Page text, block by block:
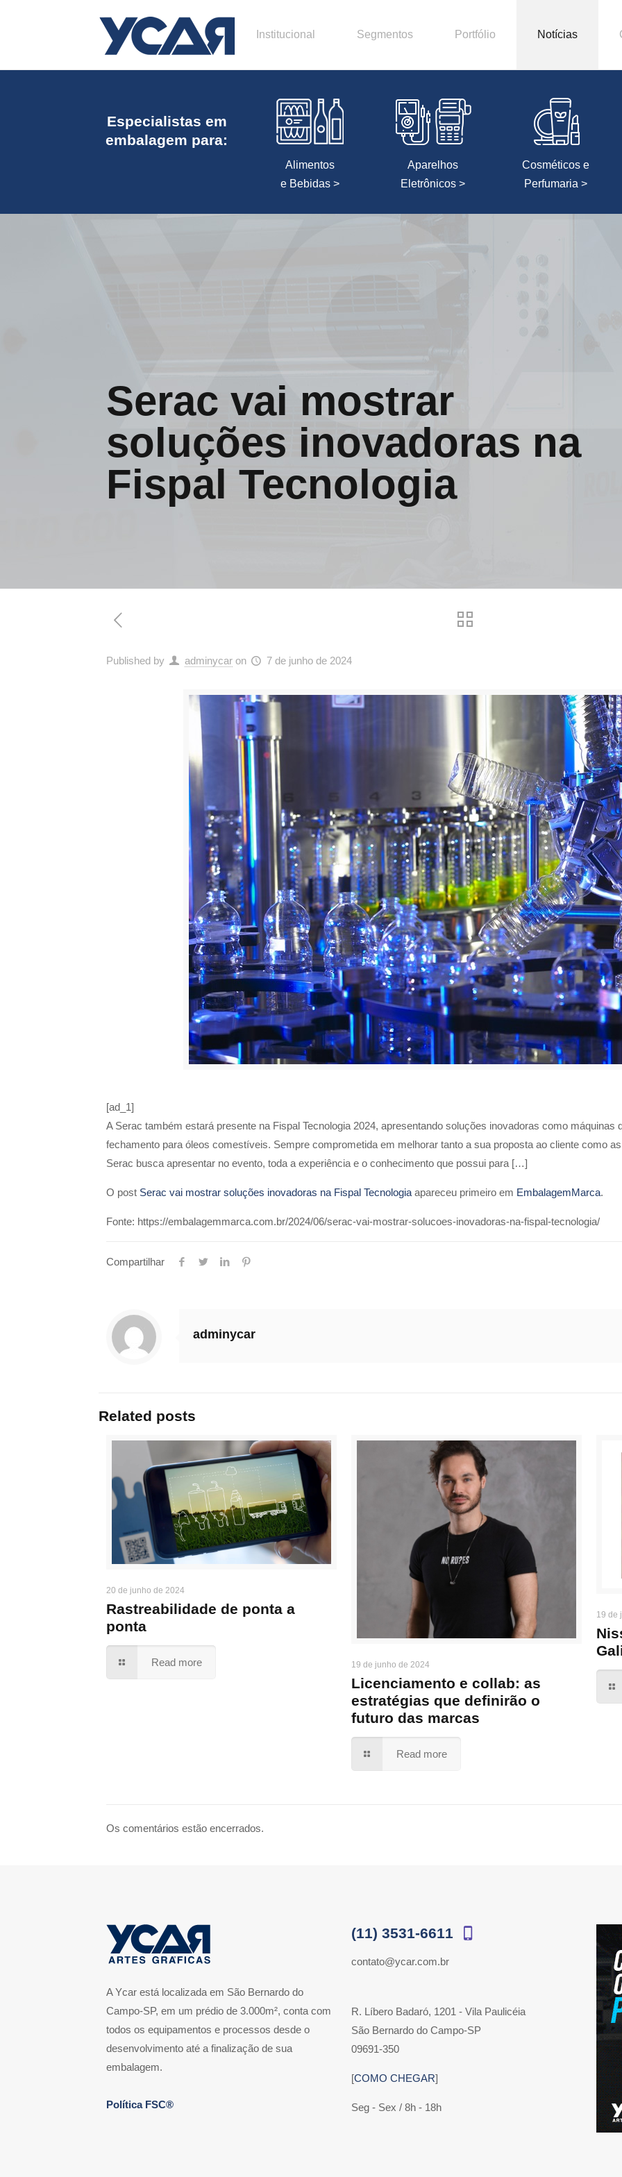
Institucional Segmentos Portfólio Notícias
Especialistas em
embalagem para:
Alimentos
e Bebidas >
Aparelhos
Eletrônicos >
Cosméticos e
Perfumaria >
Serac vai mostrar
soluções inovadoras na
Fispal Tecnologia
Published by adminycar on 7 de junho de 2024
[ad_1]
A Serac também estará presente na Fispal Tecnologia 2024, apresentando soluções inovadoras como máquinas
fechamento para óleos comestíveis. Sempre comprometida em melhorar tanto a sua proposta ao cliente como
Serac busca apresentar no evento, toda a experiência e o conhecimento que possui para […]
O post Serac vai mostrar soluções inovadoras na Fispal Tecnologiaapareceu primeiro em EmbalagemMarca.
Fonte: https://embalagemmarca.com.br/2024/06/serac-vai-mostrar-solucoes-inovadoras-na-fispal-tecnologia/
Compartilhar
adminycar
Related posts
20 de junho de 2024
Rastreabilidade de ponta a
ponta
Read more 19 de junho de 2024
Licenciamento e collab: as
estratégias que definirão o
futuro das marcas
Read more
19 de
Os comentários estão encerrados.
A Ycar está localizada em São Bernardo do
Campo-SP, em um prédio de 3.000m², conta com
todos os equipamentos e processos desde o
desenvolvimento até a finalização de sua
embalagem.
Política FSC®
(11) 3531-6611
contato@ycar.com.br
R. Líbero Badaró, 1201 - Vila Paulicéia
São Bernardo do Campo-SP
09691-350
[COMO CHEGAR]
Seg - Sex / 8h - 18h